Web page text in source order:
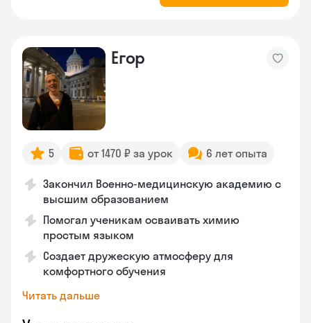
Егор
5 от 1470 ₽ за урок 6 лет опыта
Закончил Военно-медицинскую академию с
высшим образованием
Помогал ученикам осваивать химию
простым языком
Создает дружескую атмосферу для
комфортного обучения
Читать дальше